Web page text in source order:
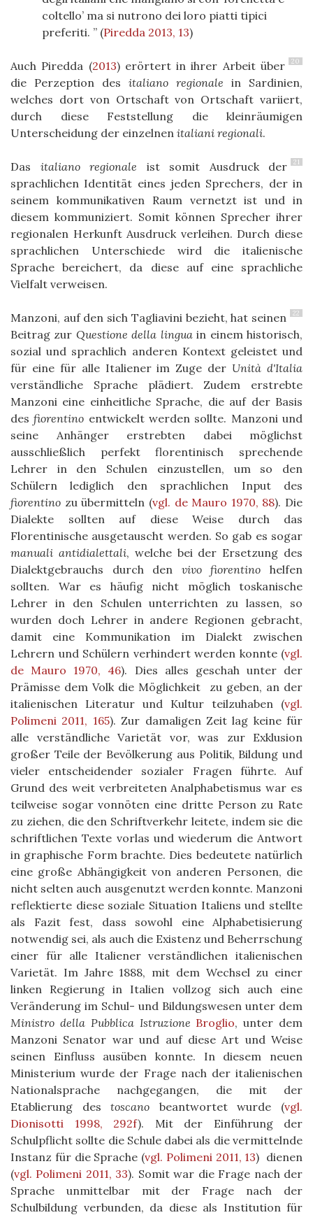
coltello’ ma si nutrono dei loro piatti tipici
preferiti.
(Piredda 2013, 13)
20
Auch Piredda (2013)erörtert in ihrer Arbeit über
die Perzeption des italiano regionale in Sardinien,
welches dort von Ortschaft von Ortschaft variiert,
durch diese Feststellung die kleinräumigen
Unterscheidung der einzelnen italiani regionali.
21
Das italiano regionale ist somit Ausdruck der
sprachlichen Identität eines jeden Sprechers, der in
seinem kommunikativen Raum vernetzt ist und in
diesem kommuniziert. Somit können Sprecher ihrer
regionalen Herkunft Ausdruck verleihen. Durch diese
sprachlichen Unterschiede wird die italienische
Sprache bereichert, da diese auf eine sprachliche
Vielfalt verweisen.
22
Manzoni, auf den sich Tagliavini bezieht, hat seinen
Beitrag zur Questione della linguain einem historisch,
sozial und sprachlich anderen Kontext geleistet und
für eine für alle Italiener im Zuge der Unità d'Italia
verständliche Sprache plädiert. Zudem erstrebte
Manzoni eine einheitliche Sprache, die auf der Basis
desfiorentino entwickelt werden sollte. Manzoni und
seine Anhänger erstrebten dabei möglichst
ausschließlich perfekt florentinisch sprechende
Lehrer in den Schulen einzustellen, um so den
Schülern lediglich den sprachlichen Input des
fiorentino zu übermitteln (vgl. de Mauro 1970, 88). Die
Dialekte sollten auf diese Weise durch das
Florentinische ausgetauscht werden. So gab es sogar
manuali antidialettali, welche bei der Ersetzung des
Dialektgebrauchs durch den vivo fiorentino helfen
sollten. War es häufig nicht möglich toskanische
Lehrer in den Schulen unterrichten zu lassen, so
wurden doch Lehrer in andere Regionen gebracht,
damit eine Kommunikation im Dialekt zwischen
Lehrern und Schülern verhindert werden konnte (vgl.
de Mauro 1970, 46). Dies alles geschah unter der
Prämisse dem Volk die Möglichkeit zu geben, an der
italienischen Literatur und Kultur teilzuhaben (vgl.
Polimeni 2011, 165). Zur damaligen Zeit lag keine für
alle verständliche Varietät vor, was zur Exklusion
großer Teile der Bevölkerung aus Politik, Bildung und
vieler entscheidender sozialer Fragen führte. Auf
Grund des weit verbreiteten Analphabetismus war es
teilweise sogar vonnöten eine dritte Person zu Rate
zu ziehen, die den Schriftverkehr leitete, indem sie die
schriftlichen Texte vorlas und wiederum die Antwort
in graphische Form brachte. Dies bedeutete natürlich
eine große Abhängigkeit von anderen Personen, die
nicht selten auch ausgenutzt werden konnte. Manzoni
reflektierte diese soziale Situation Italiens und stellte
als Fazit fest, dass sowohl eine Alphabetisierung
notwendig sei, als auch die Existenz und Beherrschung
einer für alle Italiener verständlichen italienischen
Varietät. Im Jahre 1888, mit dem Wechsel zu einer
linken Regierung in Italien vollzog sich auch eine
Veränderung im Schul- und Bildungswesen unter dem
Ministro della Pubblica Istruzione Broglio, unter dem
Manzoni Senator war und auf diese Art und Weise
seinen Einfluss ausüben konnte. In diesem neuen
Ministerium wurde der Frage nach der italienischen
Nationalsprache nachgegangen, die mit der
Etablierung destoscano beantwortet wurde (vgl.
Dionisotti 1998, 292f). Mit der Einführung der
Schulpflicht sollte die Schule dabei als die vermittelnde
Instanz für die Sprache (vgl. Polimeni 2011, 13) dienen
(vgl. Polimeni 2011, 33). Somit war die Frage nach der
Sprache unmittelbar mit der Frage nach der
Schulbildung verbunden, da diese als Institution für